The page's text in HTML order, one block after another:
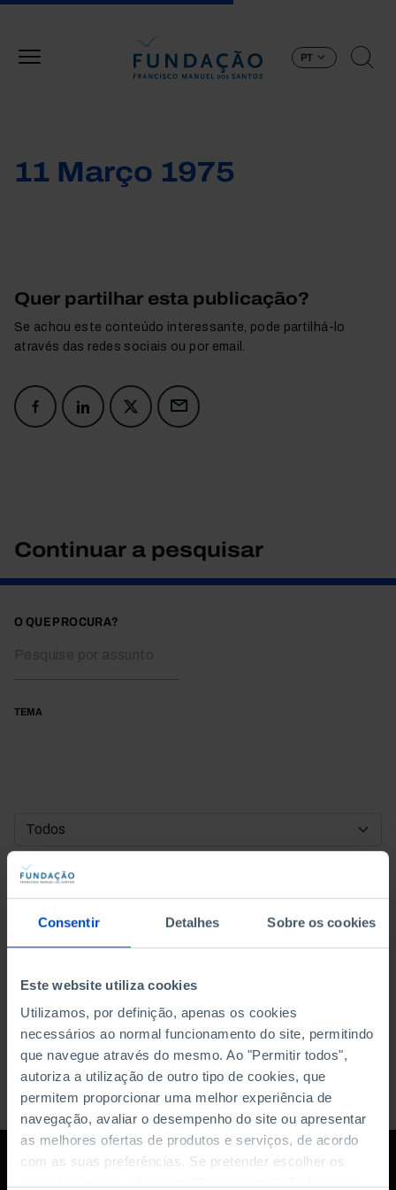
Consentir Detalhes Sobre os cookies
Este website utiliza cookies
Utilizamos, por definição, apenas os cookies
necessários ao normal funcionamento do site, permitindo
que navegue através do mesmo. Ao "Permitir todos",
autoriza a utilização de outro tipo de cookies, que
permitem proporcionar uma melhor experiência de
navegação, avaliar o desempenho do site ou apresentar
as melhores ofertas de produtos e serviços, de acordo
com as suas preferências. Se pretender escolher os
PT
11 Março 1975
Quer partilhar esta publicação?
Se achou este conteúdo interessante, pode partilhá-lo
através das redes sociais ou por email.
Continuar a pesquisar
O QUE PROCURA?
TEMA
DATA DE INÍCIO
DATA DE FIM